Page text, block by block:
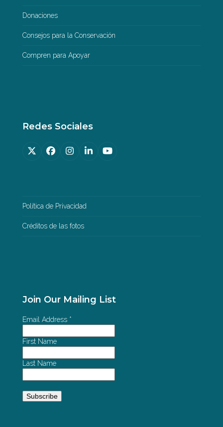
Donaciones
Consejos para la Conservación
Compren para Apoyar
Redes Sociales
TwitterFacebook
Instagram
LinkedInYouTube
Política de Privacidad
Créditos de las fotos
Join Our Mailing List
Email Address *
First Name
Last Name